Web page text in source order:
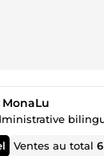
MonaLu
Ventes au total6